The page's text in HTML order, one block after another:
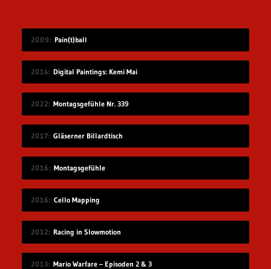
2009 Pain(t)ball
2014 Digital Paintings: Kemi Mai
2022 Montagsgefühle Nr. 339
2017 Gläserner Billardtisch
2016 Montagsgefühle
2016 Cello Mapping
2012 Racing in Slowmotion
2013 Mario Warfare – Episoden 2 & 3